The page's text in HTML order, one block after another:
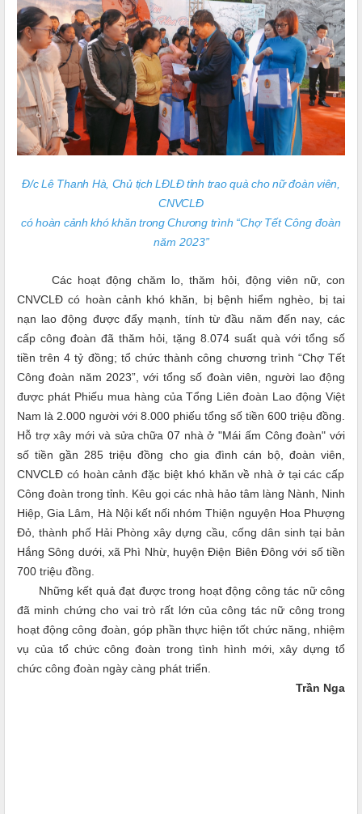
Đ/c Lê Thanh Hà, Chủ tịch LĐLĐ tỉnh trao quà cho nữ đoàn viên,
CNVCLĐ
có hoàn cảnh khó khăn trong Chương trình “Chợ Tết Công đoàn
năm 2023”
Các hoạt động chăm lo, thăm hỏi, động viên nữ, con
CNVCLĐ có hoàn cảnh khó khăn, bị bệnh hiểm nghèo, bị tai
nạn lao động được đẩy mạnh, tính từ đầu năm đến nay, các
cấp công đoàn đã thăm hỏi, tặng 8.074 suất quà với tổng số
tiền trên 4 tỷ đồng; tổ chức thành công chương trình “Chợ Tết
Công đoàn năm 2023”, với tổng số đoàn viên, người lao động
được phát Phiếu mua hàng của Tổng Liên đoàn Lao động Việt
Nam là 2.000 người với 8.000 phiếu tổng số tiền 600 triệu đồng
Hỗ trợ xây mới và sửa chữa 07 nhà ở "Mái ấm Công đoàn"với
số tiềngần 285 triệu đồng cho gia đình cán bộ, đoàn viên,
CNVCLĐ có hoàn cảnh đặc biệt khó khăn về nhà ở tại cáccấp
Công đoàn trong tỉnh . Kêu gọi các nhà hảo tâm làng Nành, Ninh
Hiệp, Gia Lâm, Hà Nội kết nối nhóm Thiện nguyện Hoa Phượng
Đỏ, thành phố Hải Phòng xây dựng cầu, cống dân sinh tại bản
Hắng Sông dưới, xã Phì Nhừ, huyện Điện Biên Đông với số tiền
700 triệu đồng.
Những kết quả đạt được trong hoạt động công tác nữ công
đã minh chứng cho vai trò rất lớn của công tác nữ công trong
hoạt động công đoàn, góp phần thực hiện tốt chức năng, nhiệm
vụ của tổ chức công đoàn trong tình hình mới, xây dựng tổ
chức công đoàn ngày càng phát triển.
Trần Nga